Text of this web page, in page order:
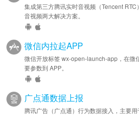
集成第三方腾讯实时音视频（Tencent
音视频两大解决方案。
微信内拉起APP
微信开放标签 wx-open-launch-app，在微
要参数到 APP。
广点通数据上报
腾讯广告（广点通）行为数据接入，主要